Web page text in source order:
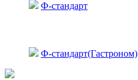
Ф-стандарт
Ф-стандарт(Гастроном)